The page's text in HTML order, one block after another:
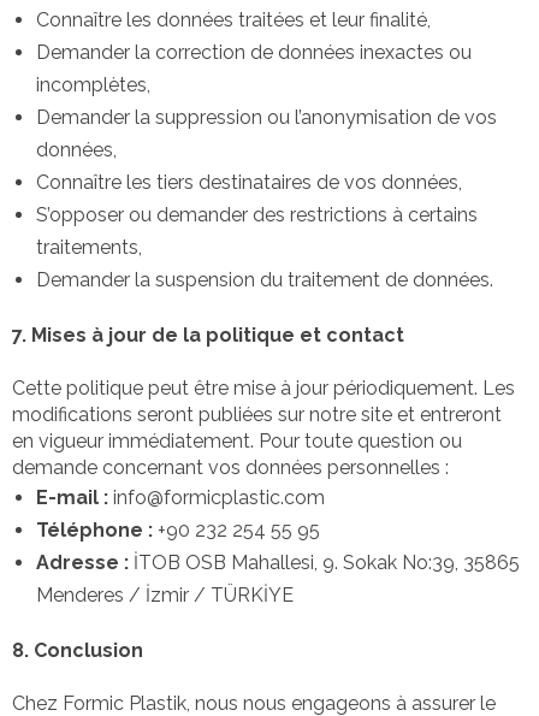
Connaître les données traitées et leur finalité,
Demander la correction de données inexactes ou
incomplètes,
Demander la suppression ou l’anonymisation de vos
données,
Connaître les tiers destinataires de vos données,
S’opposer ou demander des restrictions à certains
traitements,
Demander la suspension du traitement de données.
7. Mises à jour de la politique et contact
Cette politique peut être mise à jour périodiquement. Les
modifications seront publiées sur notre site et entreront
en vigueur immédiatement. Pour toute question ou
demande concernant vos données personnelles :
E-mail : info@formicplastic.com
Téléphone : +90 232 254 55 95
Adresse : İTOB OSB Mahallesi, 9. Sokak No:39, 35865
Menderes / İzmir / TÜRKİYE
8. Conclusion
Chez Formic Plastik, nous nous engageons à assurer le